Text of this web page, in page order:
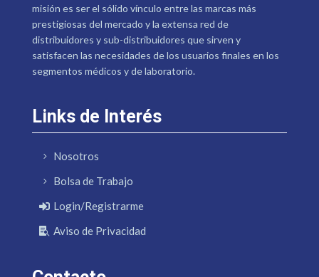
misión es ser el sólido vínculo entre las marcas más
prestigiosas del mercado y la extensa red de
distribuidores y sub-distribuidores que sirven y
satisfacen las necesidades de los usuarios finales en los
segmentos médicos y de laboratorio.
Links de Interés
Nosotros
Bolsa de Trabajo
Login/Registrarme
Aviso de Privacidad